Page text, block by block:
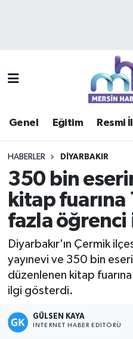
Genel Eğitim Resmi
HABERLER DIYARBAKIR
350 bin
kitap
fazla
Diyarbakır'ın Çermik
yayınevi ve 350 bin
düzenlenen kitap
ilgi gösterdi.
GÜLSEN KAYA
İNTERNET HABER EDITÖRÜ
Güncel
Haberde insan
Kültür - Sanat
Magazin
Mersin
Mersin Trafik
Süper Lig Puan
Haber Arşivi